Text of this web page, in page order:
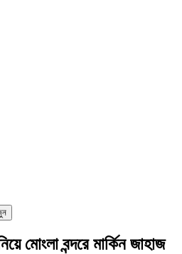
মোংলা বন্দরে মার্কিন জাহাজ